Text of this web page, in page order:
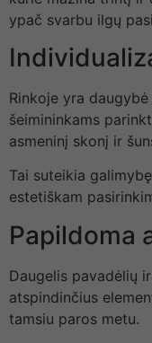
ypač svarbu ilgų
Rinkoje yra
šeimininkams
asmeninį skonį ir
Tai suteikia
estetiškam
Papildoma
Daugelis pavadėlių
atspindinčius
tamsiu paros metu.